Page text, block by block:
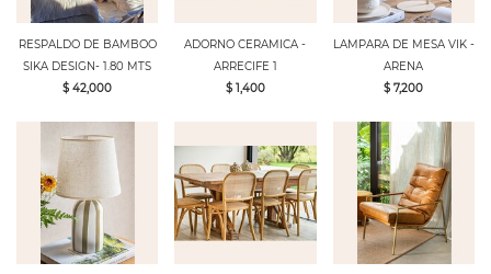
RESPALDO DE BAMBOO
SIKA DESIGN- 1.80 MTS
$ 42,000
ADORNO CERAMICA -
ARRECIFE 1
$ 1,400
LAMPARA DE MESA VIK -
ARENA
$ 7,200